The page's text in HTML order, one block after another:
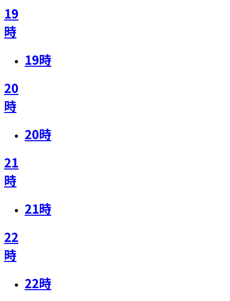
19
時
19時
20
時
20時
21
時
21時
22
時
22時